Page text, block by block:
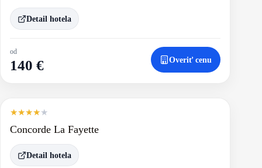
Detail hotela
od
140 € Overiť cenu
★★★★★
Concorde La Fayette
Detail hotela